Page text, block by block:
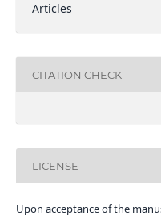
Articles
CITATION CHECK
LICENSE
Upon acceptance of the